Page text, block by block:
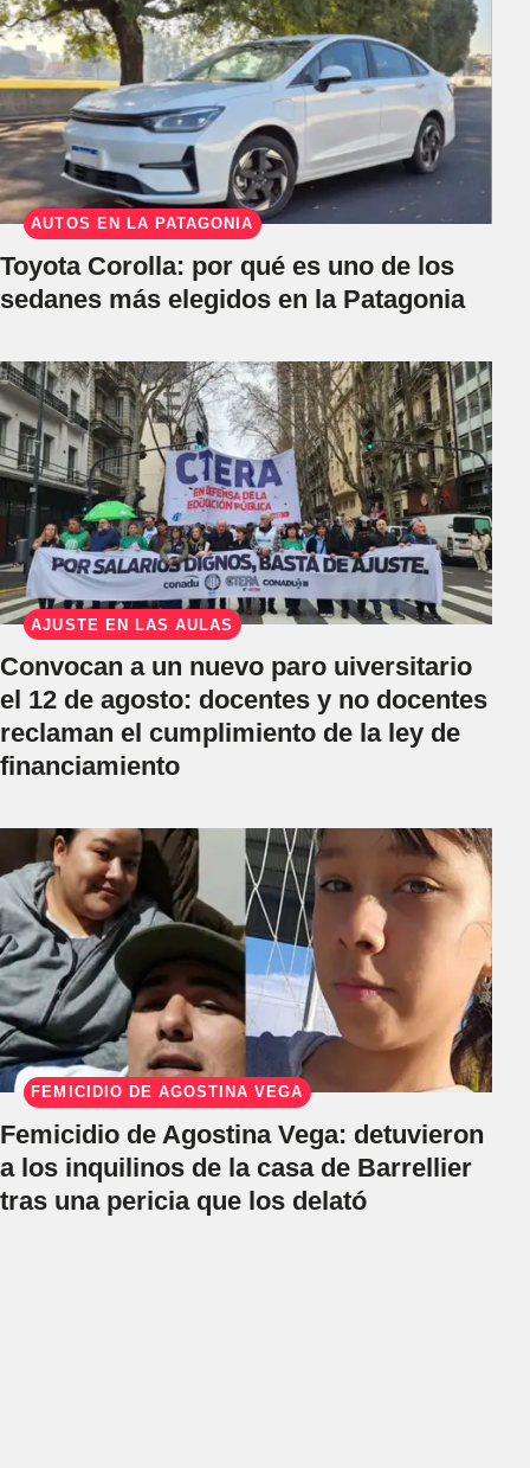
AUTOS EN LA PATAGONIA
Toyota Corolla: por qué es uno de los
sedanes más elegidos en la Patagonia
AJUSTE EN LAS AULAS
Convocan a un nuevo paro uiversitario
el 12 de agosto: docentes y no docentes
reclaman el cumplimiento de la ley de
financiamiento
FEMICIDIO DE AGOSTINA VEGA
Femicidio de Agostina Vega: detuvieron
a los inquilinos de la casa de Barrellier
tras una pericia que los delató